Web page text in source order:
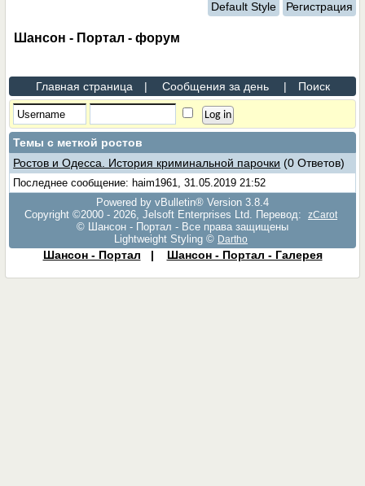
Default Style Регистрация
Шансон - Портал - форум
Главная страница | Сообщения за день | Поиск
Темы с меткой ростов
Ростов и Одесса. История криминальной парочки (0 Ответов)
Последнее сообщение: haim1961, 31.05.2019 21:52
Powered by vBulletin® Version 3.8.4
Copyright ©2000 - 2026, Jelsoft Enterprises Ltd. Перевод:
zCarot
© Шансон - Портал - Все права защищены
Lightweight Styling © Dartho
Шансон - Портал | Шансон - Портал - Галерея